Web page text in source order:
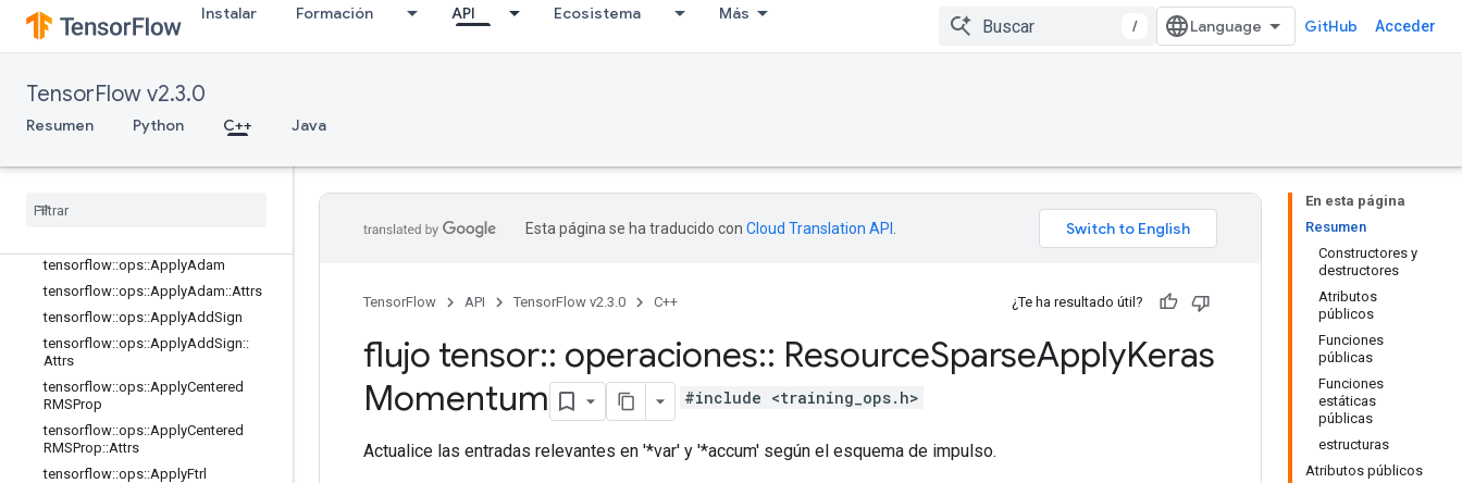
Instalar Formación API Ecosistema Más
/ GitHub Acceder
TensorFlow v2.3.0
Resumen Python C++ Java
Presentación
tensorflow::ops::ApplyAdadelta
tensorflow::ops::ApplyAdadelta::Attr
s
tensorflow::ops::ApplyAdagrad
Attrs
tensorflow::ops::ApplyAdam
tensorflow::ops::ApplyAdam::Attrs
tensorflow::ops::ApplyAddSign
tensorflow::ops::ApplyAddSign::
Attrs
tensorflow::ops::ApplyCentered
RMSProp
tensorflow::ops::ApplyCentered
RMSProp::Attrs
tensorflow::ops::ApplyFtrl
En esta página
Resumen
Constructores y
destructores
Atributos
públicos
Funciones
públicas
Funciones
estáticas
públicas
estructuras
Atributos públicos
Esta página se ha traducido con Cloud Translation API
TensorFlow API TensorFlow v2.3.0 C++ ¿Te ha resultado útil?
flujo tensor:: operaciones:: ResourceSparseApplyKeras
Momentum
#include <training_ops.h>
Actualice las entradas relevantes en '*var' y '*accum' según el esquema de impulso.